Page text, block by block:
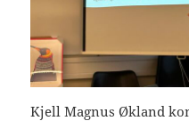
Kjell Magnus Økland